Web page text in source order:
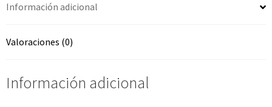
Información adicional
Valoraciones (0)
Información adicional